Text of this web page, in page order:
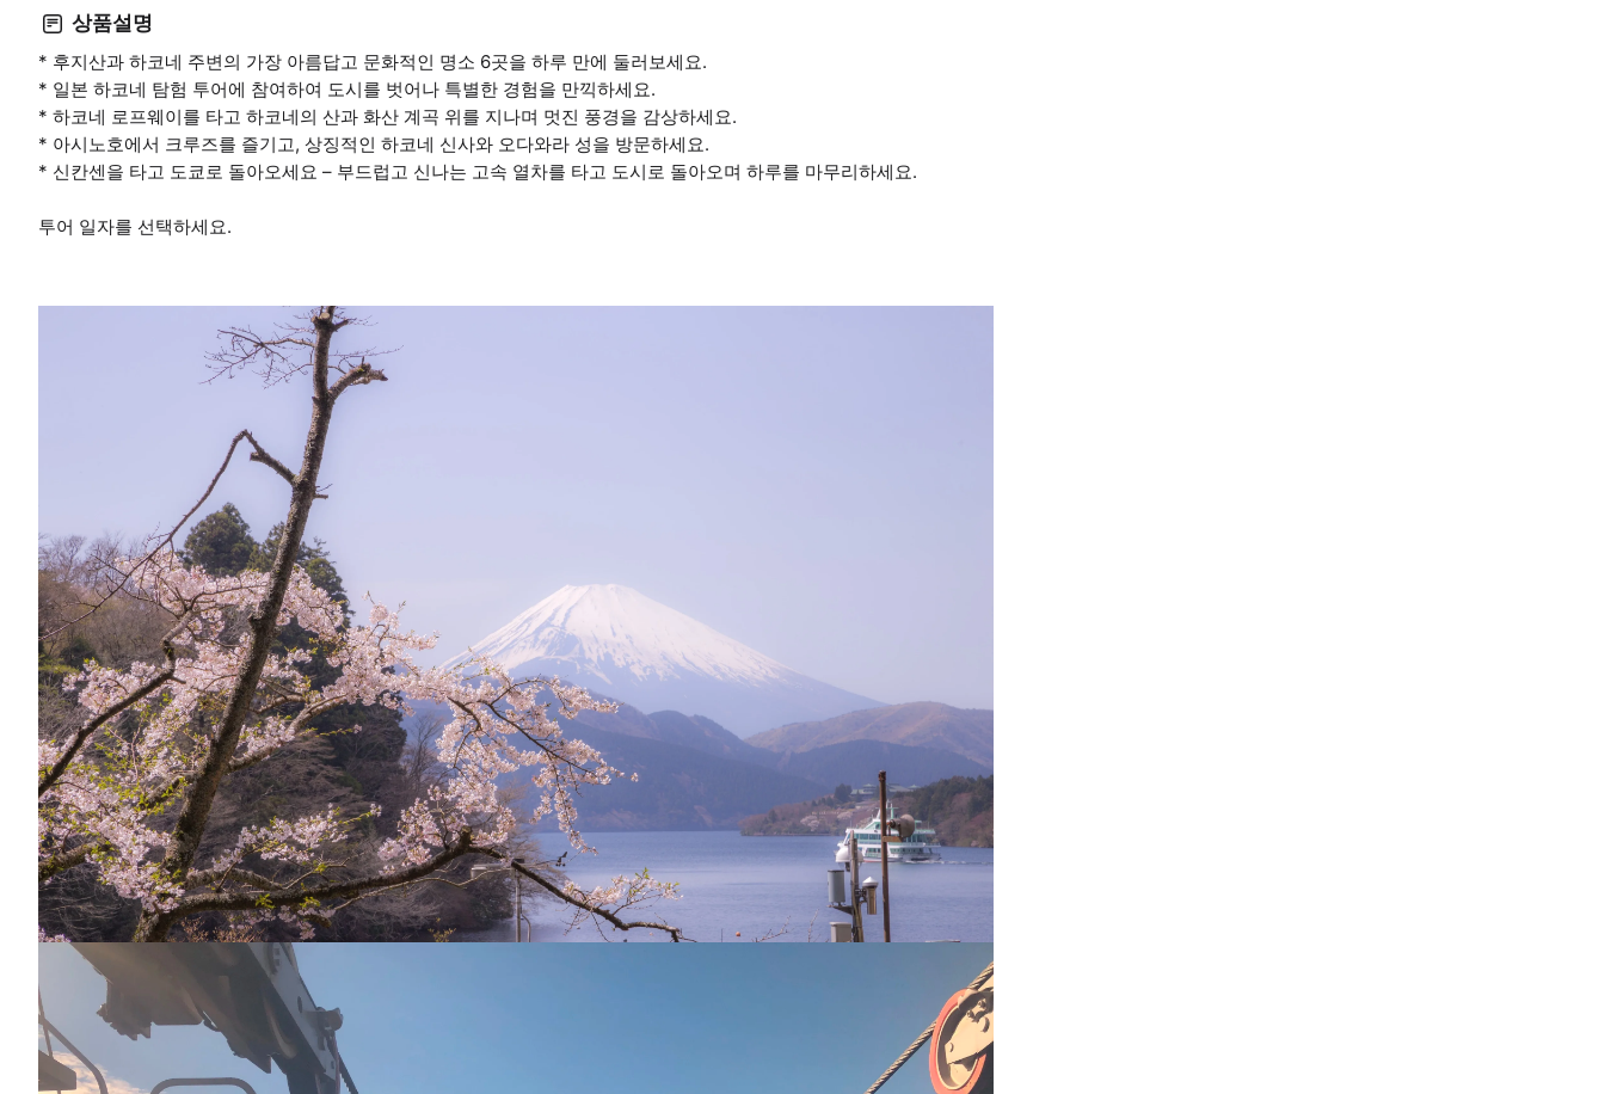
상품설명
* 후지산과 하코네 주변의 가장 아름답고 문화적인 명소 6곳을 하루 만에 둘러보세요.
* 일본 하코네 탐험 투어에 참여하여 도시를 벗어나 특별한 경험을 만끽하세요.
* 하코네 로프웨이를 타고 하코네의 산과 화산 계곡 위를 지나며 멋진 풍경을 감상하세요.
* 아시노호에서 크루즈를 즐기고, 상징적인 하코네 신사와 오다와라 성을 방문하세요.
* 신칸센을 타고 도쿄로 돌아오세요 – 부드럽고 신나는 고속 열차를 타고 도시로 돌아오며 하루를 마무리하세요.
투어 일자를 선택하세요.